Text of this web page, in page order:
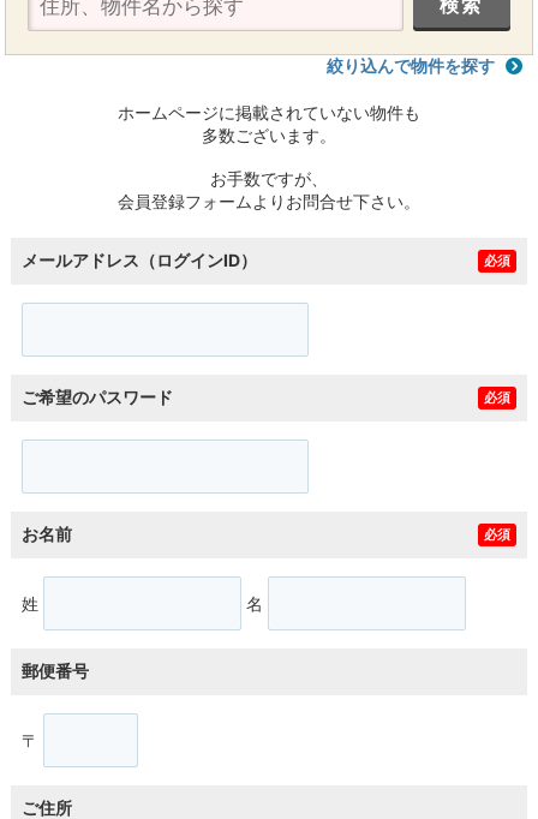
絞り込んで物件を探す
ホームページに掲載されていない物件も
多数ございます。
お手数ですが、
会員登録フォームよりお問合せ下さい。
メールアドレス（ログインID） 必須
ご希望のパスワード 必須
お名前 必須
姓 名
郵便番号
〒
ご住所